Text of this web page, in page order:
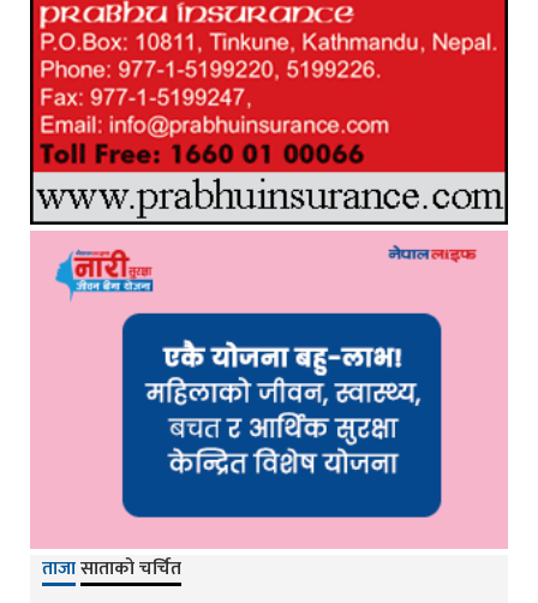
ताजासाताको चर्चित